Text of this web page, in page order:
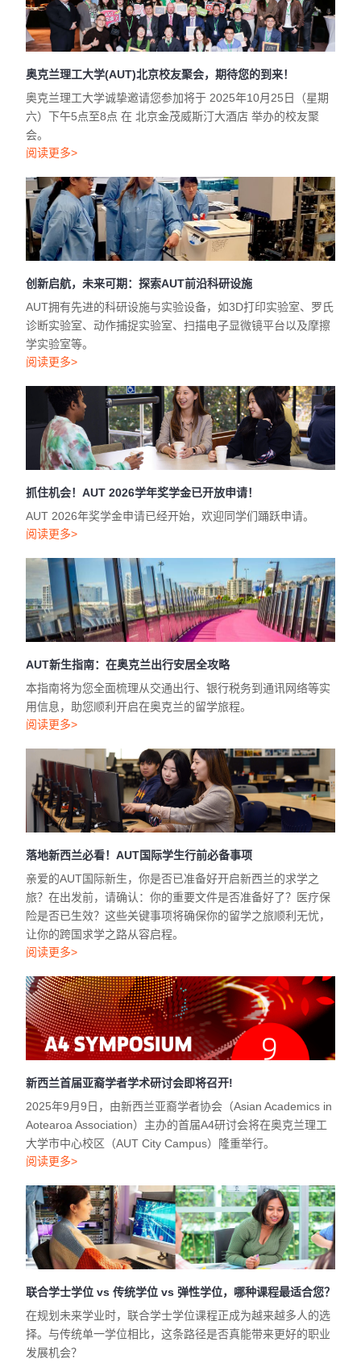
奥克兰理工大学(AUT)北京校友聚会，期待您的到来！
奥克兰理工大学诚挚邀请您参加将于 2025年10月25日（星期
六）下午5点至8点 在 北京金茂威斯汀大酒店 举办的校友聚
会。
阅读更多>
创新启航，未来可期：探索AUT前沿科研设施
AUT拥有先进的科研设施与实验设备，如3D打印实验室、罗氏
诊断实验室、动作捕捉实验室、扫描电子显微镜平台以及摩擦
学实验室等。
阅读更多>
抓住机会！AUT 2026学年奖学金已开放申请！
AUT 2026年奖学金申请已经开始，欢迎同学们踊跃申请。
阅读更多>
AUT新生指南：在奥克兰出行安居全攻略
本指南将为您全面梳理从交通出行、银行税务到通讯网络等实
用信息，助您顺利开启在奥克兰的留学旅程。
阅读更多>
落地新西兰必看！AUT国际学生行前必备事项
亲爱的AUT国际新生，你是否已准备好开启新西兰的求学之
旅？在出发前，请确认：你的重要文件是否准备好了？医疗保
险是否已生效？这些关键事项将确保你的留学之旅顺利无忧，
让你的跨国求学之路从容启程。
阅读更多>
新西兰首届亚裔学者学术研讨会即将召开!
2025年9月9日，由新西兰亚裔学者协会（Asian Academics in
Aotearoa Association）主办的首届A4研讨会将在奥克兰理工
大学市中心校区（AUT City Campus）隆重举行。
阅读更多>
联合学士学位 vs 传统学位 vs 弹性学位，哪种课程最适合您？
在规划未来学业时，联合学士学位课程正成为越来越多人的选
择。与传统单一学位相比，这条路径是否真能带来更好的职业
发展机会？